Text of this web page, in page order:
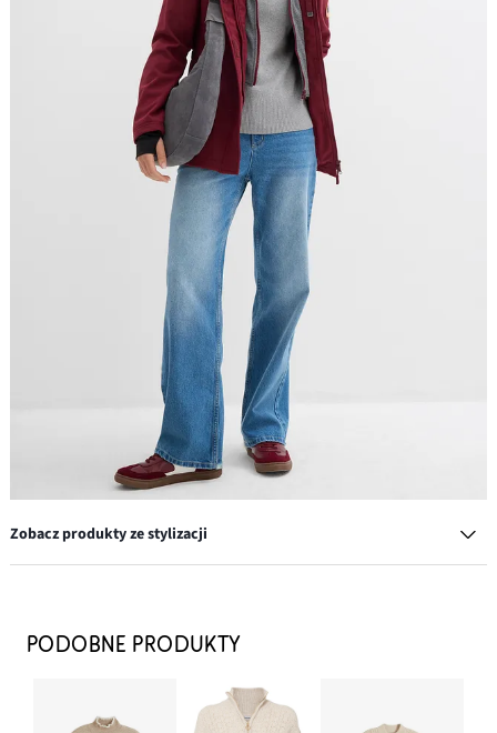
Zobacz produkty ze stylizacji
67,99 zł
DODAJ DO KOSZYKA
Sneakersy w stylu retro
PODOBNE PRODUKTY